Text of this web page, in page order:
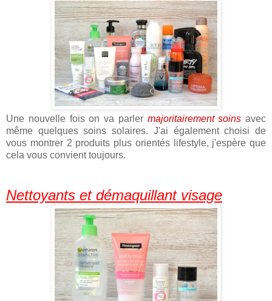
Une nouvelle fois on va parler majoritairement soins avec
même quelques soins solaires. J'ai également choisi de
vous montrer 2 produits plus orientés lifestyle, j'espère que
cela vous convient toujours.
Nettoyants et démaquillant visage